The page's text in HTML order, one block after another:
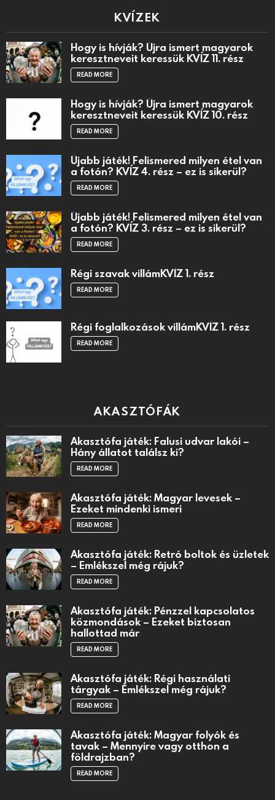
KVÍZEK
Hogy is hívják? Újra ismert magyarok
keresztneveit keressük KVÍZ 11. rész
READ MORE
Hogy is hívják? Újra ismert magyarok
keresztneveit keressük KVÍZ 10. rész
READ MORE
Újabb játék! Felismered milyen étel van
a fotón? KVÍZ 4. rész – ez is sikerül?
READ MORE
Újabb játék! Felismered milyen étel van
a fotón? KVÍZ 3. rész – ez is sikerül?
READ MORE
Régi szavak villámKVÍZ 1. rész
READ MORE
Régi foglalkozások villámKVÍZ 1. rész
READ MORE
AKASZTÓFÁK
Akasztófa játék: Falusi udvar lakói –
Hány állatot találsz ki?
READ MORE
Akasztófa játék: Magyar levesek –
Ezeket mindenki ismeri
READ MORE
Akasztófa játék: Retró boltok és üzletek
– Emlékszel még rájuk?
READ MORE
Akasztófa játék: Pénzzel kapcsolatos
közmondások – Ezeket biztosan
hallottad már
READ MORE
Akasztófa játék: Régi használati
tárgyak – Emlékszel még rájuk?
READ MORE
Akasztófa játék: Magyar folyók és
tavak – Mennyire vagy otthon a
földrajzban?
READ MORE